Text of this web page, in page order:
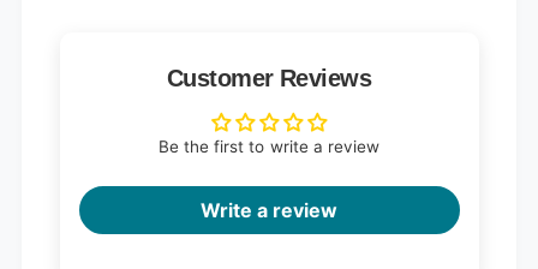
Customer Reviews
Be the first to write a review
Write a review